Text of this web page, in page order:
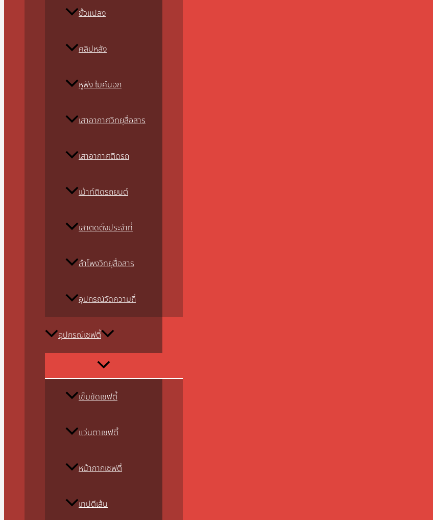
ขั้วแปลง
คลิปหลัง
หูฟัง ไมค์นอก
เสาอากาศวิทยุสื่อสาร
เสาอากาศติดรถ
เม้าท์ติดรถยนต์
เสาติดตั้งประจำที่
ลำโพงวิทยุสื่อสาร
อุปกรณ์วัดความถี่
อุปกรณ์เซฟตี้
เข็มขัดเซฟตี้
แว่นตาเซฟตี้
หน้ากากเซฟตี้
เทปตีเส้น